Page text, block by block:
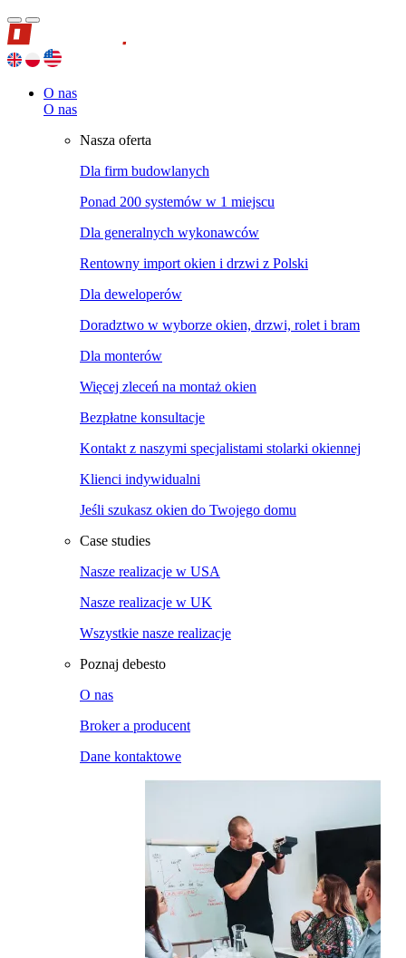
O nas
O nas
Nasza oferta
Dla firm budowlanych
Ponad 200 systemów w 1 miejscu
Dla generalnych wykonawców
Rentowny import okien i drzwi z Polski
Dla deweloperów
Doradztwo w wyborze okien, drzwi, rolet i bram
Dla monterów
Więcej zleceń na montaż okien
Bezpłatne konsultacje
Kontakt z naszymi specjalistami stolarki okiennej
Klienci indywidualni
Jeśli szukasz okien do Twojego domu
Case studies
Nasze realizacje w USA
Nasze realizacje w UK
Wszystkie nasze realizacje
Poznaj debesto
O nas
Broker a producent
Dane kontaktowe